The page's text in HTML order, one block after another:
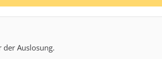
Auslosung.